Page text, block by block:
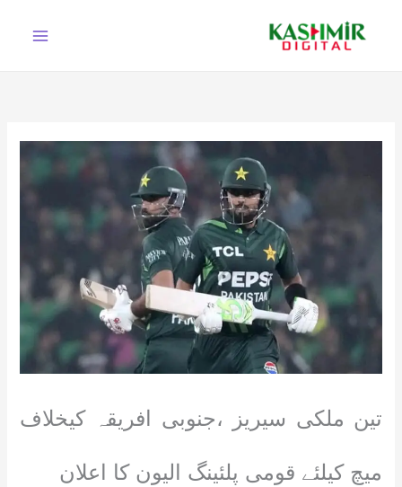
تین ملکی سیریز ،جنوبی افریقہ کیخلاف
میچ کیلئے قومی پلئینگ الیون کا اعلان